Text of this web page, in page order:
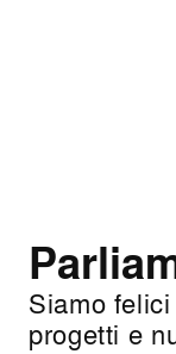
Siamo
progetti e